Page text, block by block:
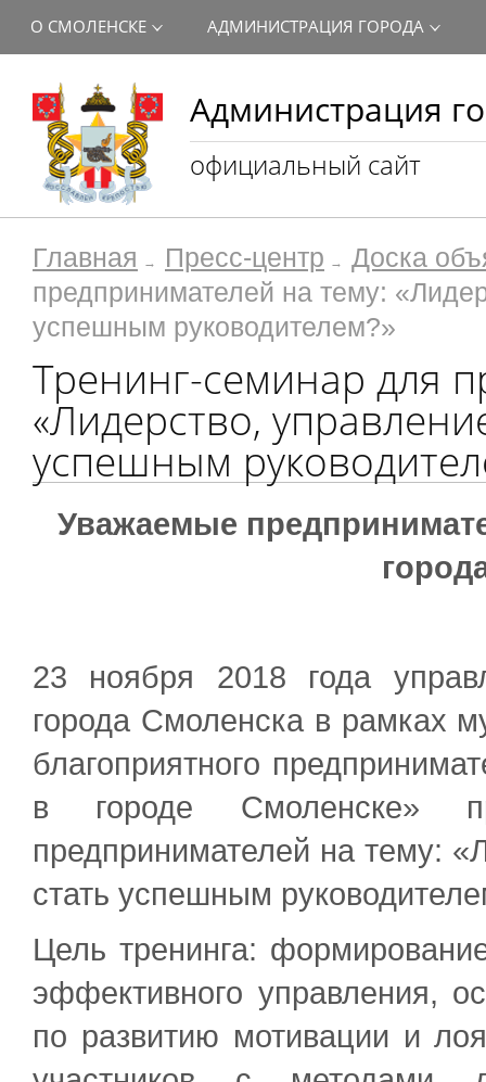
Администрация
официальный сайт
О СМОЛЕНСКЕ АДМИНИСТРАЦИЯ ГОРОДА
Главная Пресс-центр
Доска
предпринимателей на тему:
успешным руководителем?»
Тренинг-семинар для
«Лидерство,
успешным
Уважаемые
23 ноября 2018 года
города Смоленска в рамках
благоприятного
в городе Смоленске»
предпринимателей на тему:
стать успешным
Цель тренинга:
эффективного управления,
по развитию мотивации и